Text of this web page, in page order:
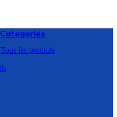
Tous les produits